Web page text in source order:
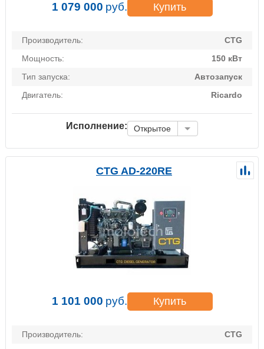
1 079 000 руб. Купить
Производитель:
CTG
Мощность:
150 кВт
Тип запуска:
Автозапуск
Двигатель:
Ricardo
Исполнение: Открытое
CTG AD-220RE
1 101 000 руб. Купить
Производитель:
CTG